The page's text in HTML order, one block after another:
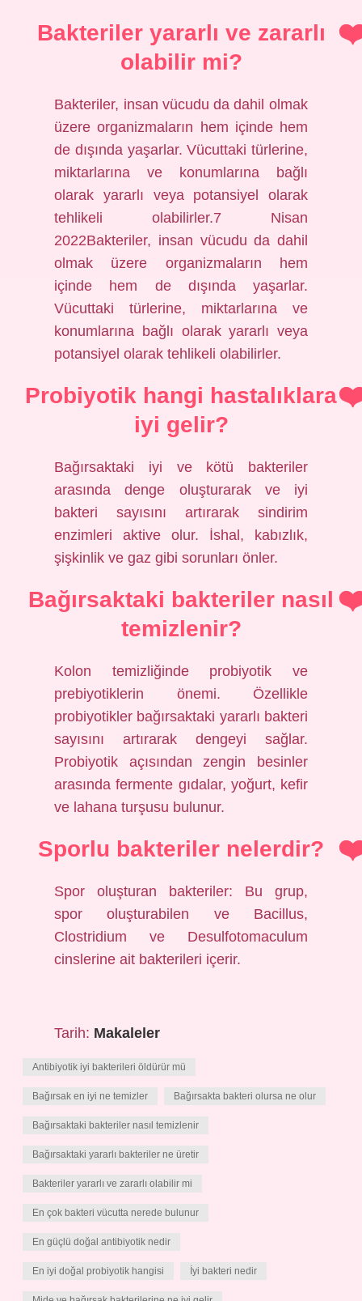
Bakteriler yararlı ve zararlı
olabilir mi?
Bakteriler, insan vücudu da dahil olmak
üzere organizmaların hem içinde hem
de dışında yaşarlar. Vücuttaki türlerine,
miktarlarına ve konumlarına bağlı
olarak yararlı veya potansiyel olarak
tehlikeli olabilirler.7 Nisan
2022Bakteriler, insan vücudu da dahil
olmak üzere organizmaların hem
içinde hem de dışında yaşarlar.
Vücuttaki türlerine, miktarlarına ve
konumlarına bağlı olarak yararlı veya
potansiyel olarak tehlikeli olabilirler.
Probiyotik hangi hastalıklara
iyi gelir?
Bağırsaktaki iyi ve kötü bakteriler
arasında denge oluşturarak ve iyi
bakteri sayısını artırarak sindirim
enzimleri aktive olur. İshal, kabızlık,
şişkinlik ve gaz gibi sorunları önler.
Bağırsaktaki bakteriler nasıl
temizlenir?
Kolon temizliğinde probiyotik ve
prebiyotiklerin önemi. Özellikle
probiyotikler bağırsaktaki yararlı bakteri
sayısını artırarak dengeyi sağlar.
Probiyotik açısından zengin besinler
arasında fermente gıdalar, yoğurt, kefir
ve lahana turşusu bulunur.
Sporlu bakteriler nelerdir?
Spor oluşturan bakteriler: Bu grup,
spor oluşturabilen ve Bacillus,
Clostridium ve Desulfotomaculum
cinslerine ait bakterileri içerir.
Tarih: Makaleler
Antibiyotik iyi bakterileri öldürür mü
Bağırsak en iyi ne temizler Bağırsakta bakteri olursa ne olur
Bağırsaktaki bakteriler nasıl temizlenir
Bağırsaktaki yararlı bakteriler ne üretir
Bakteriler yararlı ve zararlı olabilir mi
En çok bakteri vücutta nerede bulunur
En güçlü doğal antibiyotik nedir
En iyi doğal probiyotik hangisi İyi bakteri nedir